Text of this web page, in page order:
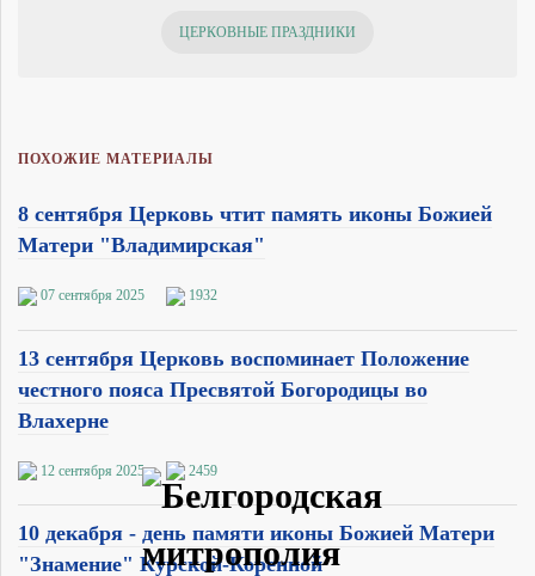
ЦЕРКОВНЫЕ ПРАЗДНИКИ
ПОХОЖИЕ МАТЕРИАЛЫ
8 сентября Церковь чтит память иконы Божией
Матери "Владимирская"
07 сентября 2025 1932
13 сентября Церковь воспоминает Положение
честного пояса Пресвятой Богородицы во
Влахерне
12 сентября 2025 2459
10 декабря - день памяти иконы Божией Матери
"Знамение" Курской-Коренной